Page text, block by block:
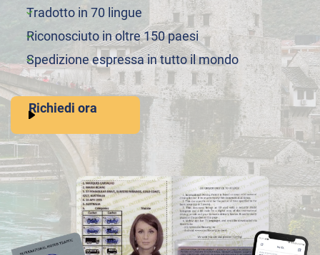
Tradotto in 70 lingue
Riconosciuto in oltre 150 paesi
Spedizione espressa in tutto il mondo
Richiedi ora